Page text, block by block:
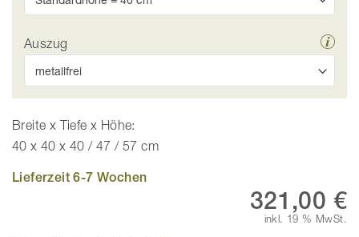
Auszug
Breite x Tiefe x Höhe:
40 x 40 x 40 / 47 / 57 cm
Lieferzeit 6-7 Wochen
321,00 €
inkl. 19 % MwSt.